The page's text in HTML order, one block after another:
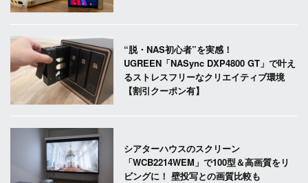
“脱・NAS初心者”を実感！
UGREEN「NASync DXP4800 GT」で叶え
るストレスフリーなクリエイティブ環境
【割引クーポン有】
シアターハウスのスクリーン
「WCB2214WEM」で100型＆高画質をリ
ビングに！ 壁投写との画質比較も